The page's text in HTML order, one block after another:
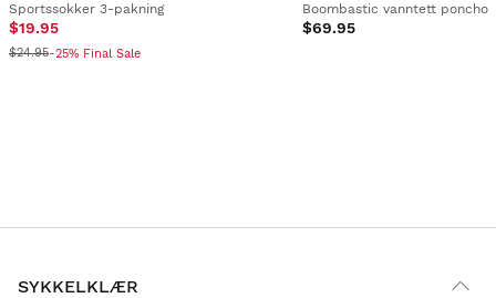
Sportssokker 3-pakning
$19.95
$24.95-25% Final Sale
Boombastic vanntett poncho
$69.95
SYKKELKLÆR